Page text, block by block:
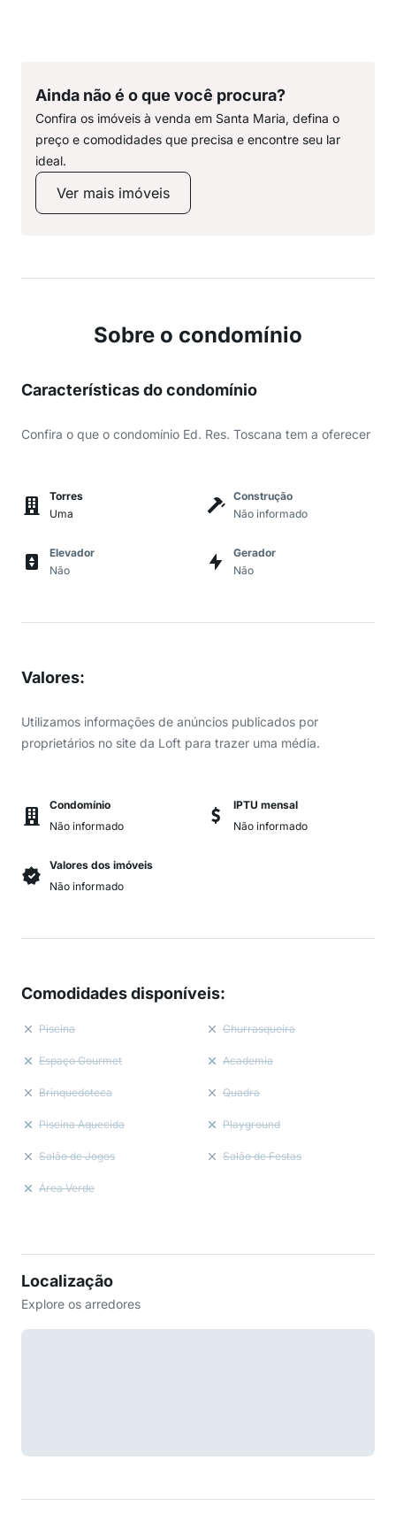
Ainda não é o que você procura?
Confira os imóveis à venda em Santa Maria, defina o
preço e comodidades que precisa e encontre seu lar
ideal.
Ver mais imóveis
Sobre o condomínio
Características do condomínio
Confira o que o condomínio Ed. Res. Toscana tem a oferecer
Torres
Uma
Construção
Não informado
Elevador
Não
Gerador
Não
Valores:
Utilizamos informações de anúncios publicados por
proprietários no site da Loft para trazer uma média.
Condomínio
Não informado
IPTU mensal
Não informado
Valores dos imóveis
Não informado
Comodidades disponíveis:
Piscina Churrasqueira
Espaço Gourmet Academia
Brinquedoteca Quadra
Piscina Aquecida Playground
Salão de Jogos Salão de Festas
Área Verde
Localização
Explore os arredores